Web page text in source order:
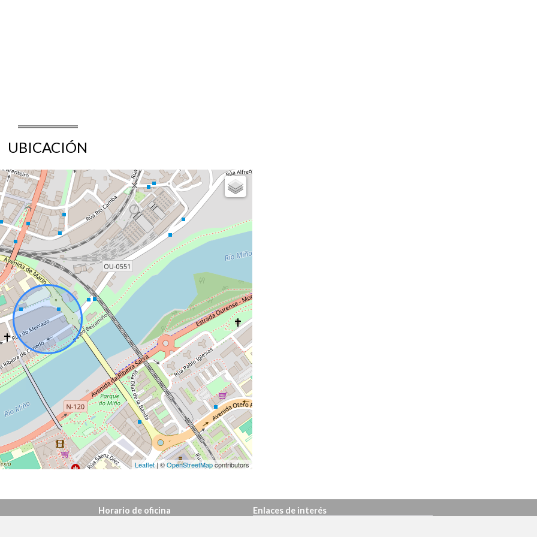
UBICACIÓN
Leaflet| ©OpenStreetMapcontributors
Horario de oficina
Enlaces de interés